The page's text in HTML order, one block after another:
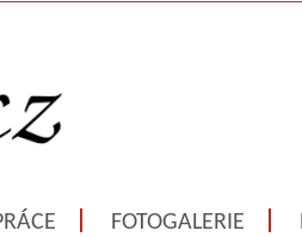
FOTOGALERIE